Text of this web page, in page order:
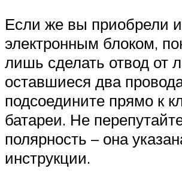
Если же вы приобрели
электронным блоком,
лишь сделать отвод от
оставшиеся два
подсоедините прямо к
батареи. Не
полярность – она
инструкции.